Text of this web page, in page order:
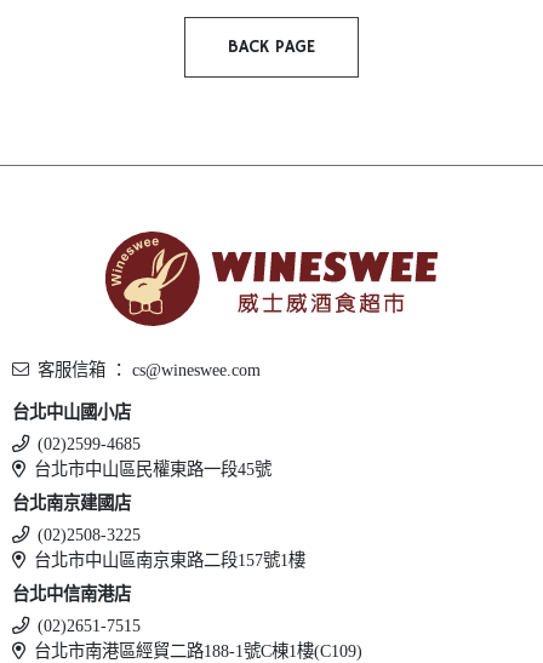
BACK PAGE
客服信箱 ： cs@wineswee.com
台北中山國小店
(02)2599-4685
台北市中山區民權東路一段45號
台北南京建國店
(02)2508-3225
台北市中山區南京東路二段157號1樓
台北中信南港店
(02)2651-7515
台北市南港區經貿二路188-1號C棟1樓(C109)